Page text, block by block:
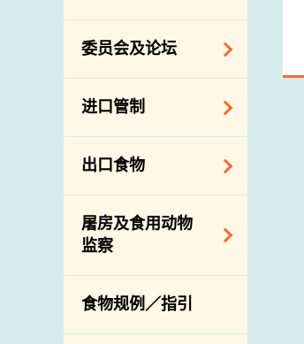
降低膳食中的钠和
糖
食物安全重点控制
系统
基因改造食物
资料
食物安全之风险评
估
食物事故应变及管
理
委员会及论坛
食物安全专家委员
会
消费者联系小组
进口管制
食物进口商和食物
分销商登记制度
络内地有关当局
进口食物管制
口检验
出口食物
出口验证
出口食物往内地
出口商及业界的消
息
屠房及食用动物
监察
规管农业化学物及
兽医药物在食用动
物上的使用
食物规例／指引